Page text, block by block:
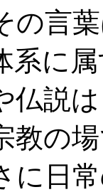
の言
系に
仏説
教の
に日